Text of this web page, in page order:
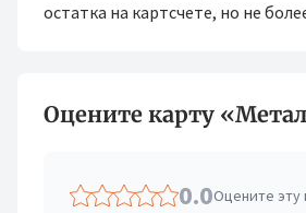
остатка на картсчете, но не
Оцените карту
0.0Оцените эту